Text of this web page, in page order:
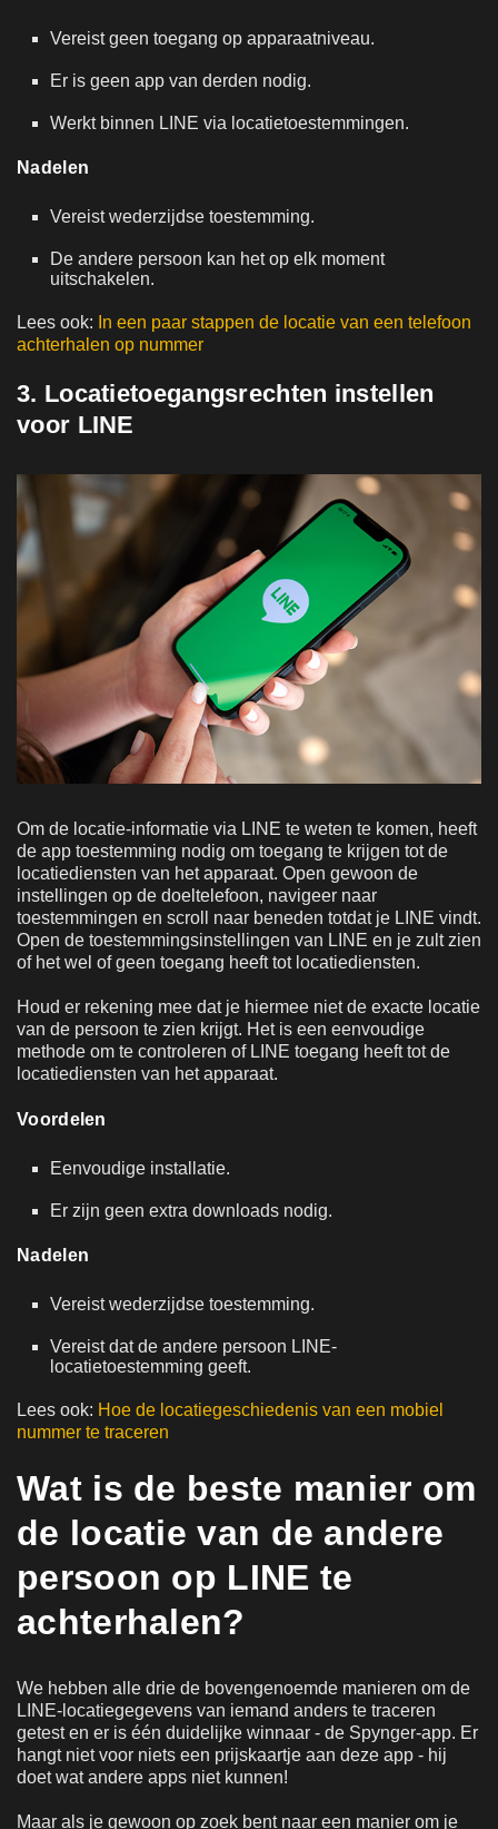
Vereist geen toegang op apparaatniveau.
Er is geen app van derden nodig.
Werkt binnen LINE via locatietoestemmingen.
Nadelen
Vereist wederzijdse toestemming.
De andere persoon kan het op elk moment
uitschakelen.
Lees ook: In een paar stappen de locatie van een telefoon
achterhalen op nummer
3. Locatietoegangsrechten instellen
voor LINE
Om de locatie-informatie via LINE te weten te komen, heeft
de app toestemming nodig om toegang te krijgen tot de
locatiediensten van het apparaat. Open gewoon de
instellingen op de doeltelefoon, navigeer naar
toestemmingen en scroll naar beneden totdat je LINE vindt.
Open de toestemmingsinstellingen van LINE en je zult zien
of het wel of geen toegang heeft tot locatiediensten.
Houd er rekening mee dat je hiermee niet de exacte locatie
van de persoon te zien krijgt. Het is een eenvoudige
methode om te controleren of LINE toegang heeft tot de
locatiediensten van het apparaat.
Voordelen
Eenvoudige installatie.
Er zijn geen extra downloads nodig.
Nadelen
Vereist wederzijdse toestemming.
Vereist dat de andere persoon LINE-
locatietoestemming geeft.
Lees ook: Hoe de locatiegeschiedenis van een mobiel
nummer te traceren
Wat is de beste manier om
de locatie van de andere
persoon op LINE te
achterhalen?
We hebben alle drie de bovengenoemde manieren om de
LINE-locatiegegevens van iemand anders te traceren
getest en er is één duidelijke winnaar - de Spynger-app. Er
hangt niet voor niets een prijskaartje aan deze app - hij
doet wat andere apps niet kunnen!
Maar als je gewoon op zoek bent naar een manier om je